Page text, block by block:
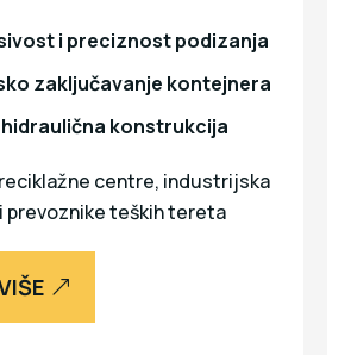
i preciznost podizanja
zaključavanje kontejnera
konstrukcija
reciklažne centre, industrijska
prevoznike teških tereta